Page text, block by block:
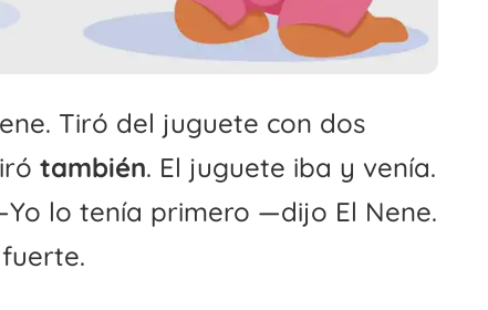
Tiró del juguete con dos
también. El juguete iba y venía.
lo tenía primero —dijo El Nene.